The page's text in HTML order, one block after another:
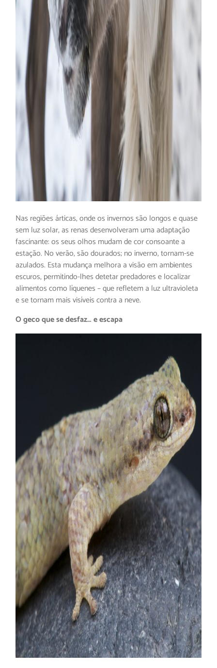
Nas regiões árticas, onde os invernos são longos e quase
sem luz solar, as renas desenvolveram uma adaptação
fascinante: os seus olhos mudam de cor consoante a
estação. No verão, são dourados; no inverno, tornam-se
azulados. Esta mudança melhora a visão em ambientes
escuros, permitindo-lhes detetar predadores e localizar
alimentos como líquenes – que refletem a luz ultravioleta
e se tornam mais visíveis contra a neve.
O geco que se desfaz… e escapa